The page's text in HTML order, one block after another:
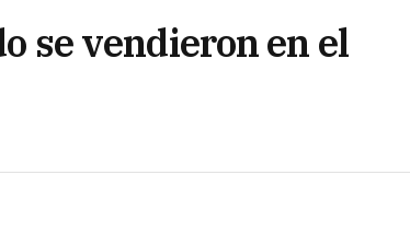
se vendieron en el